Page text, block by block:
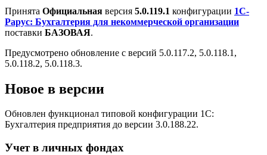
Принята Официальная версия 5.0.119.1 конфигурации 1С-
Рарус: Бухгалтерия для некоммерческой организации
поставки БАЗОВАЯ.
Предусмотрено обновление с версий 5.0.117.2, 5.0.118.1,
5.0.118.2, 5.0.118.3.
Новое в версии
Обновлен функционал типовой конфигурации 1С:
Бухгалтерия предприятия до версии 3.0.188.22.
Учет в личных фондах